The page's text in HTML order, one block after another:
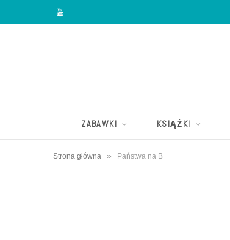
Y
u
e
ZABAWKI KSIĄŻKI
Strona główna » Państwa na B